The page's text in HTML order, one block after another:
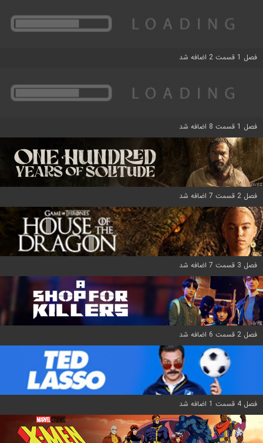
فصل 1 قسمت 2 اضافه شد
فصل 1 قسمت 8 اضافه شد
فصل 2 قسمت 7 اضافه شد
فصل 3 قسمت 7 اضافه شد
فصل 2 قسمت 6 اضافه شد
فصل 4 قسمت 1 اضافه شد